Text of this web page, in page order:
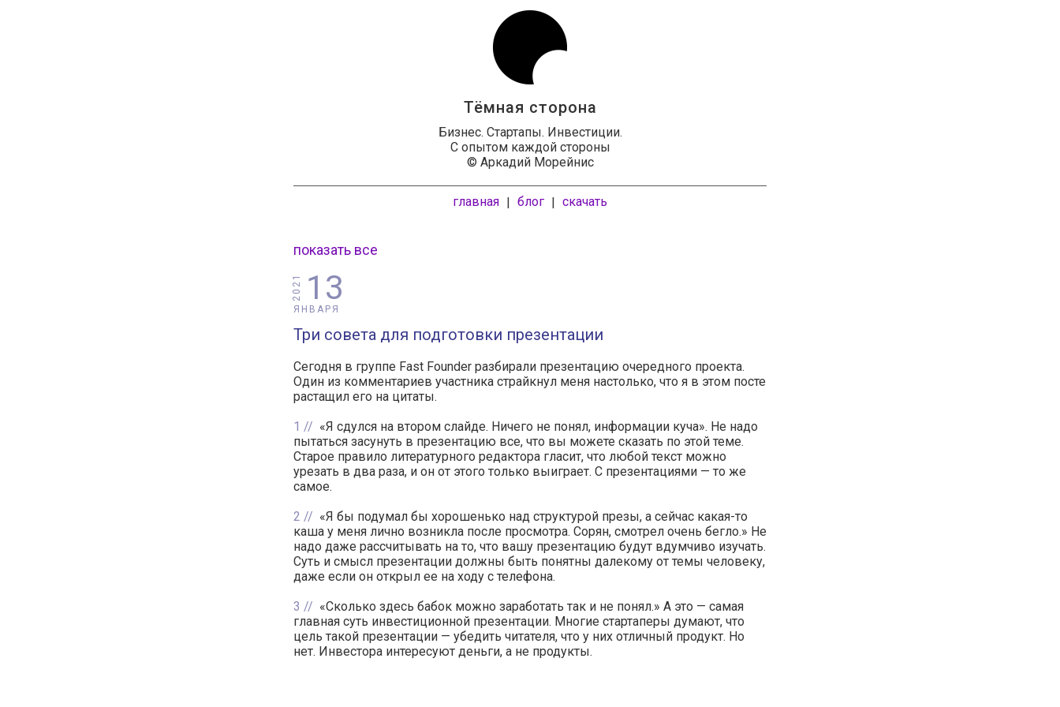
Тёмная сторона
Бизнес. Стартапы. Инвестиции.
С опытом каждой стороны
© Аркадий Морейнис
главная | блог | скачать
показать все
13
ЯНВАРЯ
2021
Три совета для подготовки презентации
Сегодня в группе Fast Founder разбирали презентацию очередного проекта.
Один из комментариев участника страйкнул меня настолько, что я в этом посте
растащил его на цитаты.
1
«Я сдулся на втором слайде. Ничего не понял, информации куча». Не надо
пытаться засунуть в презентацию все, что вы можете сказать по этой теме.
Старое правило литературного редактора гласит, что любой текст можно
урезать в два раза, и он от этого только выиграет. С презентациями — то же
самое.
2
«Я бы подумал бы хорошенько над структурой презы, а сейчас какая-то
каша у меня лично возникла после просмотра. Сорян, смотрел очень бегло.» Не
надо даже рассчитывать на то, что вашу презентацию будут вдумчиво изучать.
Суть и смысл презентации должны быть понятны далекому от темы человеку,
даже если он открыл ее на ходу с телефона.
3
«Сколько здесь бабок можно заработать так и не понял.» А это — самая
главная суть инвестиционной презентации. Многие стартаперы думают, что
цель такой презентации — убедить читателя, что у них отличный продукт. Но
нет. Инвестора интересуют деньги, а не продукты.